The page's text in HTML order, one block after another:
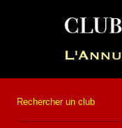
Rechercher un club